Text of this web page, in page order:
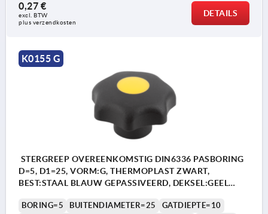
0,27 €
excl. BTW
plus verzendkosten
DETAILS
K0155 G
STERGREEP OVEREENKOMSTIG DIN6336 PASBORING
D=5, D1=25, VORM:G, THERMOPLAST ZWART,
BEST:STAAL BLAUW GEPASSIVEERD, DEKSEL:GEEL
BORING=5 BUITENDIAMETER=25
GATDIEPTE=10